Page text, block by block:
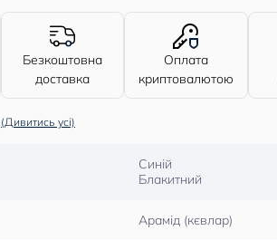
Безкоштовна
доставка
Оплата
криптовалютою
(Дивитись усі)
Синій
Блакитний
Арамід (кєвлар)